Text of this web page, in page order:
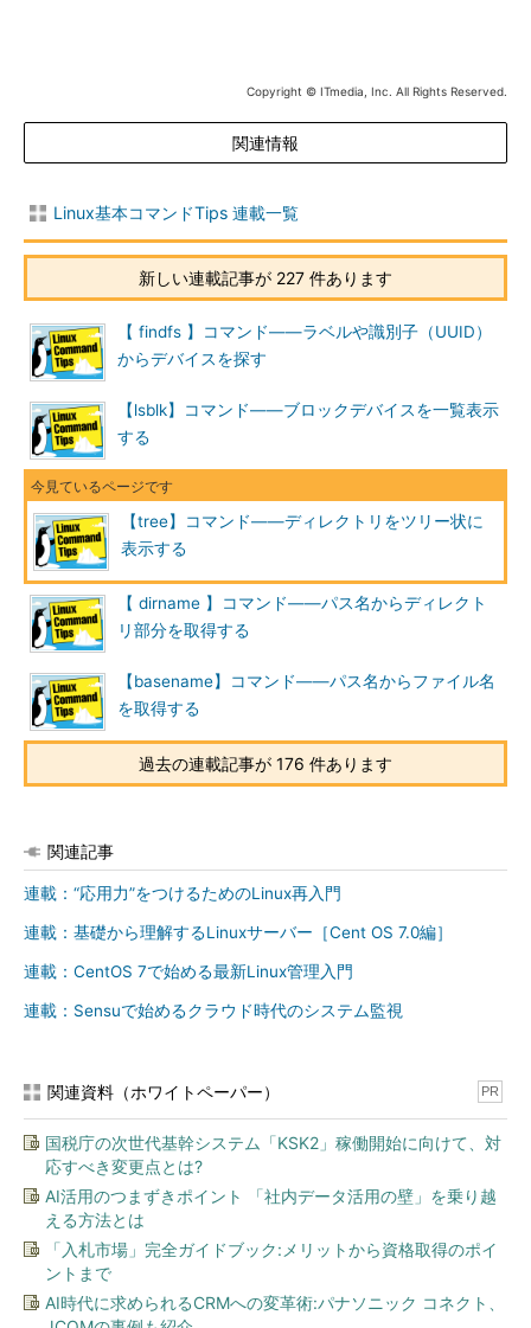
各ファイルやディレクトリを指定したディレクトリからのパス
を付けて表示する（指定しなかった場合はカレントディレクト
表示するディレクトリの深さ（1以上の整数を指定）
パタ
ーン
パターンにマッチしたファイルだけを表示する（該当するファ
イルがない場合もディレクトリは表示）。パターンにはパス名
展開と同様に「*」「?」「[A-Z]」などを用いた指定が可能
-I パ
ター
ン
パターンにマッチしなかったファイルだけを表示する
--prune
空のディレクトリを出力しない（-Pや-Iで、表示対象のファイ
--
filelimit
エント
リ数
指定した数を超えるエントリを持つディレクトリの内部を表示
しない（--filelimit 10では、表示内容が10以内のディレクトリ
の内部のみを表示する）
-o
ファ
イル
名
指定したファイルにtreeの出力を保存する
treeの主なオプション（並べ替え関係）
ョン
長いオプシ
ョン
意味
-c
-r
アルファベットの逆順で表示（-tや-cと併用した場
合は時刻の逆順）
-U
並べ替えずに表示（デフォルトはアルファベット
無効）
短い
オプ
ショ
ン
長いオプ
ション
意味
-N
表示できない文字を8進数で置き換えて表示
-Q
ファイル名を二重引用符で囲んで表示
Copyright © ITmedia, Inc. All Rights Reserved.
関連情報
Linux基本コマンドTips 連載一覧
新しい連載記事が 227 件あります
【 findfs 】コマンド――ラベルや識別子（UUID）
からデバイスを探す
【lsblk】コマンド――ブロックデバイスを一覧表示
する
【tree】コマンド――ディレクトリをツリー状に
表示する
【 dirname 】コマンド――パス名からディレクト
リ部分を取得する
【basename】コマンド――パス名からファイル名
を取得する
過去の連載記事が 176 件あります
関連記事
連載：“応用力”をつけるためのLinux再入門
連載：基礎から理解するLinuxサーバー［Cent OS 7.0編］
連載：CentOS 7で始める最新Linux管理入門
連載：Sensuで始めるクラウド時代のシステム監視
関連資料（ホワイトペーパー） PR
国税庁の次世代基幹システム「KSK2」稼働開始に向けて、対
応すべき変更点とは?
AI活用のつまずきポイント 「社内データ活用の壁」を乗り越
える方法とは
「入札市場」完全ガイドブック:メリットから資格取得のポイ
ントまで
AI時代に求められるCRMへの変革術:パナソニック コネクト、